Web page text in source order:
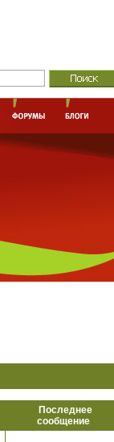
Последнее
сообщение